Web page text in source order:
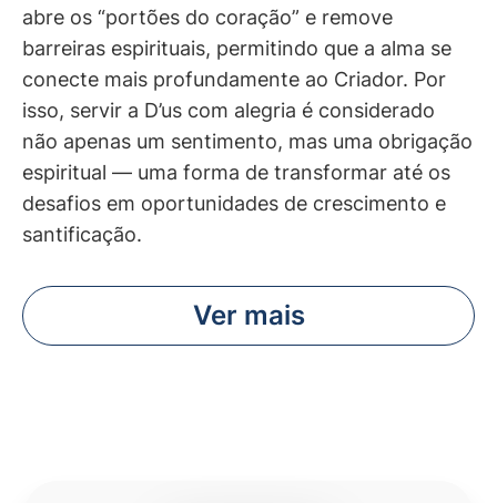
abre os “portões do coração” e remove
barreiras espirituais, permitindo que a alma se
conecte mais profundamente ao Criador. Por
isso, servir a D’us com alegria é considerado
não apenas um sentimento, mas uma obrigação
espiritual — uma forma de transformar até os
desafios em oportunidades de crescimento e
santificação.
Ver mais